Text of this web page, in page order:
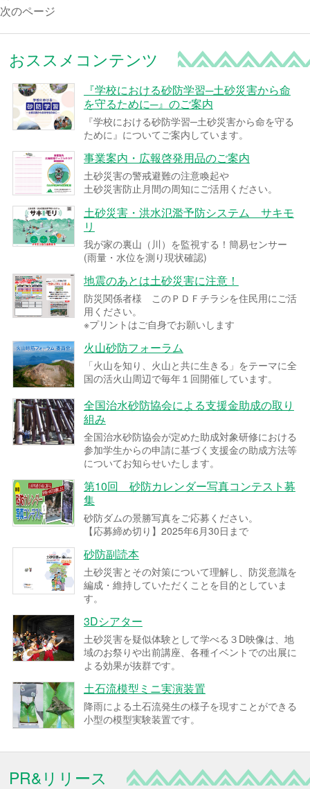
次のページ
おススメコンテンツ
『学校における砂防学習─土砂災害から命
を守るために─』のご案内
『学校における砂防学習─土砂災害から命を守る
ために』についてご案内しています。
事業案内・広報啓発用品のご案内
土砂災害の警戒避難の注意喚起や
土砂災害防止月間の周知にご活用ください。
土砂災害・洪水氾濫予防システム サキモ
リ
我が家の裏山（川）を監視する！簡易センサー
(雨量・水位を測り現状確認)
地震のあとは土砂災害に注意！
防災関係者様 このＰＤＦチラシを住民用にご活
用ください。
※プリントはご自身でお願いします
火山砂防フォーラム
「火山を知り、火山と共に生きる」をテーマに全
国の活火山周辺で毎年１回開催しています。
全国治水砂防協会による支援金助成の取り
組み
全国治水砂防協会が定めた助成対象研修における
参加学生からの申請に基づく支援金の助成方法等
についてお知らせいたします。
第10回 砂防カレンダー写真コンテスト募
集
砂防ダムの景勝写真をご応募ください。
【応募締め切り】2025年6月30日まで
砂防副読本
土砂災害とその対策について理解し、防災意識を
編成・維持していただくことを目的としていま
す。
3Dシアター
土砂災害を疑似体験として学べる３D映像は、地
域のお祭りや出前講座、各種イベントでの出展に
よる効果が抜群です。
土石流模型ミニ実演装置
降雨による土石流発生の様子を現すことができる
小型の模型実験装置です。
PR&リリース